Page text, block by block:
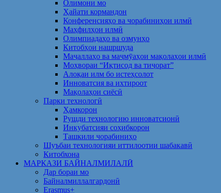
Олимони мо
Ҳайати кормандон
Конференсияҳо ва чорабиниҳои илмӣ
Маҳфилҳои илмӣ
Олимпиадаҳо ва озмунҳо
Китобҳои нашршуда
Маҷаллаҳо ва маҷмӯаҳои мақолаҳои илмӣ
Моҳвораи “Иқтисод ва тиҷорат”
Алоқаи илм бо истеҳсолот
Инноватсия ва ихтироот
Мақолаҳои сиёсӣ
Парки технологӣ
Ҳамкорон
Рушди технологию инноватсионӣ
Инкубатсияи соҳибкорон
Ташкили чорабиниҳо
Шуъбаи технологияи иттилоотии шабакавӣ
Китобхона
МАРКАЗИ БАЙНАЛМИЛАЛӢ
Дар бораи мо
Байналмиллалгардонӣ
Erasmus+